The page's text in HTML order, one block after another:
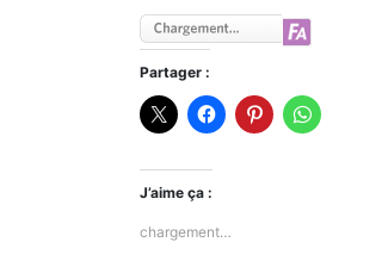
Partager :
J’aime ça :
chargement…